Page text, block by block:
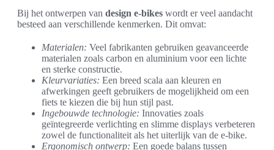
Bij het ontwerpen van design e-bikes wordt er veel aandacht
besteed aan verschillende kenmerken. Dit omvat:
Materialen: Veel fabrikanten gebruiken geavanceerde
materialen zoals carbon en aluminium voor een lichte
en sterke constructie.
Kleurvariaties: Een breed scala aan kleuren en
afwerkingen geeft gebruikers de mogelijkheid om een
fiets te kiezen die bij hun stijl past.
Ingebouwde technologie: Innovaties zoals
geïntegreerde verlichting en slimme displays verbeteren
zowel de functionaliteit als het uiterlijk van de e-bike.
Ergonomisch ontwerp: Een goede balans tussen